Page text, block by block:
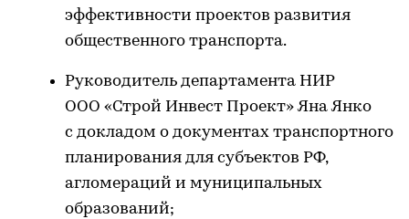
эффективности проектов развития
общественного транспорта.
Руководитель департамента НИР
ООО «Строй Инвест Проект» Яна Янко
с докладом о документах транспортного
планирования для субъектов РФ,
агломераций и муниципальных
образований;